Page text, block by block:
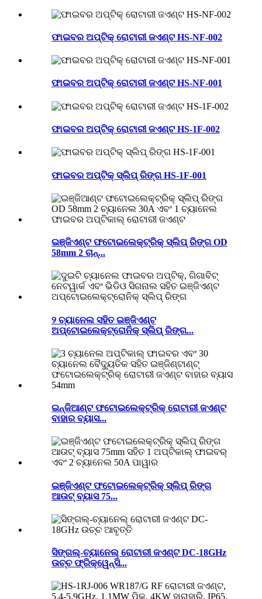
ଫାଇବର ଅପ୍ଟିକ୍ ରୋଟାରୀ ଜଏଣ୍ଟ HS-NF-002
ଫାଇବର ଅପ୍ଟିକ୍ ରୋଟାରୀ ଜଏଣ୍ଟ HS-NF-001
ଫାଇବର ଅପ୍ଟିକ୍ ରୋଟାରୀ ଜଏଣ୍ଟ HS-1F-002
ଫାଇବର ଅପ୍ଟିକ୍ ସ୍ଲିପ୍ ରିଙ୍ଗ HS-1F-001
ଇଞ୍ଜିଏଣ୍ଟ ଫଟୋଇଲେକ୍ଟ୍ରିକ୍ ସ୍ଲିପ୍ ରିଙ୍ଗ OD
58mm 2 ଚାନ୍...
୨ ଚ୍ୟାନେଲ ସହିତ ଇଞ୍ଜିଏଣ୍ଟ
ଅପ୍ଟୋଇଲେକ୍ଟ୍ରୋନିକ୍ ସ୍ଲିପ୍ ରିଙ୍ଗ...
ଇନ୍ଜିଆଣ୍ଟ ଫଟୋଇଲେକ୍ଟ୍ରିକ୍ ରୋଟାରୀ ଜଏଣ୍ଟ
ବାହାର ବ୍ୟାସ...
ଇଞ୍ଜିଏଣ୍ଟ ଫଟୋଇଲେକ୍ଟ୍ରିକ୍ ସ୍ଲିପ୍ ରିଙ୍ଗ
ଆଉଟ୍ ବ୍ୟାସ 75...
ସିଙ୍ଗଲ୍-ଚ୍ୟାନେଲ୍ ରୋଟାରୀ ଜଏଣ୍ଟ DC-18GHz
ଉଚ୍ଚ ଫ୍ରିକ୍ୱେନ୍ସି...